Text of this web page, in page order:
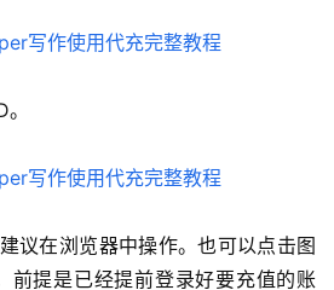
议在浏览器中操作。也可以点击图
前提是已经提前登录好要充值的账